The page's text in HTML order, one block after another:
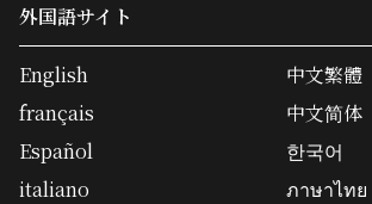
外国語サイト
English
français
Español
italiano
中文繁體
中文简体
한국어
ภาษาไทย